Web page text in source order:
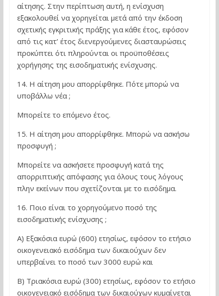
αίτησης. Στην περίπτωση αυτή, η ενίσχυση
εξακολουθεί να χορηγείται μετά από την έκδοση
σχετικής εγκριτικής πράξης για κάθε έτος, εφόσον
από τις κατ’ έτος διενεργούμενες διασταυρώσεις
προκύπτει ότι πληρούνται οι προϋποθέσεις
χορήγησης της εισοδηματικής ενίσχυσης.
14. Η αίτηση μου απορρίφθηκε. Πότε μπορώ να
υποβάλλω νέα ;
Μπορείτε το επόμενο έτος.
15. Η αίτηση μου απορρίφθηκε. Μπορώ να ασκήσω
προσφυγή ;
Μπορείτε να ασκήσετε προσφυγή κατά της
απορριπτικής απόφασης για όλους τους λόγους
πλην εκείνων που σχετίζονται με το εισόδημα.
16. Ποιο είναι το χορηγούμενο ποσό της
εισοδηματικής ενίσχυσης ;
Α) Εξακόσια ευρώ (600) ετησίως, εφόσον το ετήσιο
οικογενειακό εισόδημα των δικαιούχων δεν
υπερβαίνει το ποσό των 3000 ευρώ και
Β) Τριακόσια ευρώ (300) ετησίως, εφόσον το ετήσιο
οικογενειακό εισόδημα των δικαιούχων κυμαίνεται